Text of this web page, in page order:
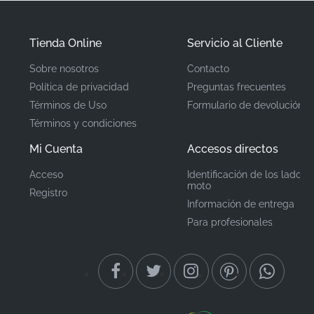
(MPN)
Ubicación de
Montaje
Material Pegatina de vinilo
CBR125R mantenga su aspecto profesional. Debido a
que los detalles importan, usar gráficos correctos de
Tienda Online
Sobre nosotros
Política de privacidad
Términos de Uso
Términos y condiciones
Mi Cuenta
Acceso
Registro
Servicio al Cliente
Contacto
Preguntas frecuentes
Formulario de devolución
Accesos directos
Identificación de los lados
moto
Información de entrega
Para profesionales